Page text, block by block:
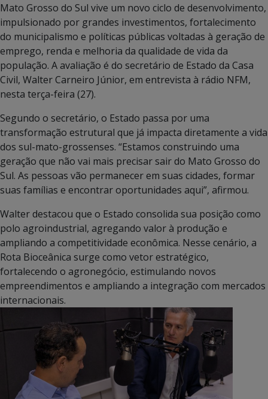
Mato Grosso do Sul vive um novo ciclo de desenvolvimento,
impulsionado por grandes investimentos, fortalecimento
do municipalismo e políticas públicas voltadas à geração de
emprego, renda e melhoria da qualidade de vida da
população. A avaliação é do secretário de Estado da Casa
Civil, Walter Carneiro Júnior, em entrevista à rádio NFM,
nesta terça-feira (27).
Segundo o secretário, o Estado passa por uma
transformação estrutural que já impacta diretamente a vida
dos sul-mato-grossenses. “Estamos construindo uma
geração que não vai mais precisar sair do Mato Grosso do
Sul. As pessoas vão permanecer em suas cidades, formar
suas famílias e encontrar oportunidades aqui”, afirmou.
Walter destacou que o Estado consolida sua posição como
polo agroindustrial, agregando valor à produção e
ampliando a competitividade econômica. Nesse cenário, a
Rota Bioceânica surge como vetor estratégico,
fortalecendo o agronegócio, estimulando novos
empreendimentos e ampliando a integração com mercados
internacionais.